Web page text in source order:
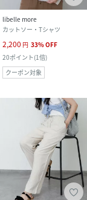
libelle more
カットソー・Tシャツ
2,200 円 33%OFF
20ポイント(1倍)
クーポン対象